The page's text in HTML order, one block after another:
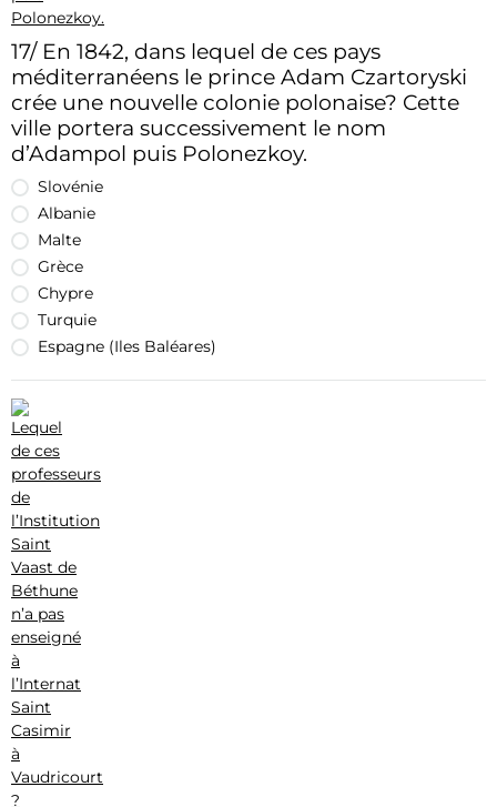
17/ En 1842, dans lequel de ces pays
méditerranéens le prince Adam Czartoryski
crée une nouvelle colonie polonaise? Cette
ville portera successivement le nom
d’Adampol puis Polonezkoy.
Slovénie
Albanie
Malte
Grèce
Chypre
Turquie
Espagne (Iles Baléares)